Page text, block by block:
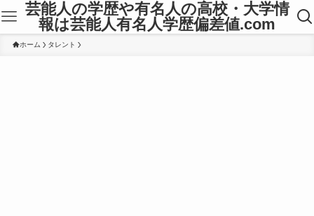
芸能人の学歴や有名人の高校・大学情
報は芸能人有名人学歴偏差値.com
ホーム タレント